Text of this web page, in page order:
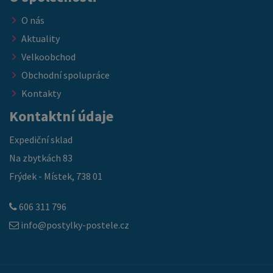
O nás
Aktuality
Velkoobchod
Obchodní spolupráce
Kontakty
Kontaktní údaje
Expediční sklad
Na zbytkách 83
Frýdek - Místek, 738 01
606 311 796
info@postylky-postele.cz